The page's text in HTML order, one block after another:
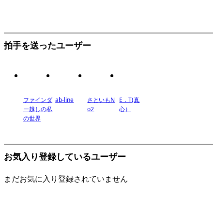
拍手を送ったユーザー
ファインダ
ー越しの私
の世界
ab-line
さといもN
o2
E．T(真
心）
お気入り登録しているユーザー
まだお気に入り登録されていません